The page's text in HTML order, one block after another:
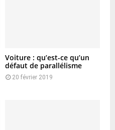
Voiture : qu’est-ce qu’un
défaut de parallélisme
20 février 2019